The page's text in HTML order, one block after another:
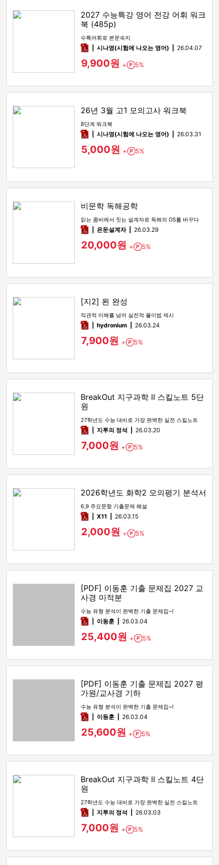
2027 수능특강 영어 전강 어휘 워크
북 (485p)
수특어휘로 본문숙지
pdf시나영(시험에 나오는 영어) 26.04.07
9,900원 + Point
5%
26년 3월 고1 모의고사 워크북
8단계 워크북
pdf시나영(시험에 나오는 영어) 26.03.31
5,000원 + Point
5%
비문학 독해공학
읽는 좀비에서 짓는 설계자로 독해의 OS를 바꾸다
pdf은둔설계자 26.03.29
20,000원 + Point
5%
[지2] 푄 완성
직관적 이해를 넘어 실전적 풀이법 제시
pdfhydronium 26.03.24
7,900원 + Point
5%
BreakOut 지구과학 Ⅱ 스킬노트 5단
원
27학년도 수능 대비로 가장 완벽한 실전 스킬노트
pdf지투의 정석 26.03.20
7,000원 + Point
5%
2026학년도 화학2 모의평기 분석서
6,9 주요문항 기출문제 해설
pdfX11 26.03.15
2,000원 + Point
5%
[PDF] 이동훈 기출 문제집 2027 교
사경 미적분
수능 유형 분석이 완벽한 기출 문제집~!
pdf이동훈 26.03.04
25,400원 + Point
5%
[PDF] 이동훈 기출 문제집 2027 평
가원/교사경 기하
수능 유형 분석이 완벽한 기출 문제집~!
pdf이동훈 26.03.04
25,600원 + Point
5%
BreakOut 지구과학 Ⅱ 스킬노트 4단
원
27학년도 수능 대비로 가장 완벽한 실전 스킬노트
pdf지투의 정석 26.03.03
7,000원 + Point
5%